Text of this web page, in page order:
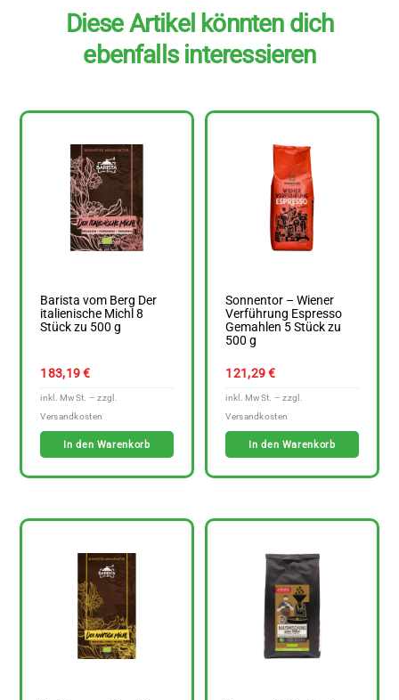
Diese Artikel könnten dich
ebenfalls interessieren
Barista vom Berg Der
italienische Michl 8
Stück zu 500 g
183,19€
In den Warenkorb
Sonnentor – Wiener
Verführung Espresso
Gemahlen 5 Stück zu
500 g
121,29€
In den Warenkorb